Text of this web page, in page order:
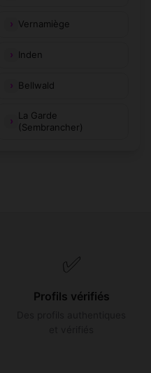
Vernamiège
Inden
Bellwald
La Garde
(Sembrancher)
✅
Profils vérifiés